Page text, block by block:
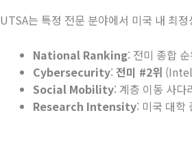
UTSA는 특정 전문 분야에서 미국 내 최
National Ranking: 전미 종합
Cybersecurity: 전미 #2위
Social Mobility:계층 이동 사다
Research Intensity: 미국 대학